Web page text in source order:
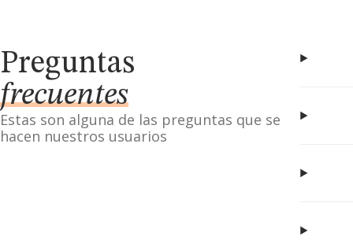
Preguntas
frecuentes
Estas son alguna de las preguntas que se
hacen nuestros usuarios